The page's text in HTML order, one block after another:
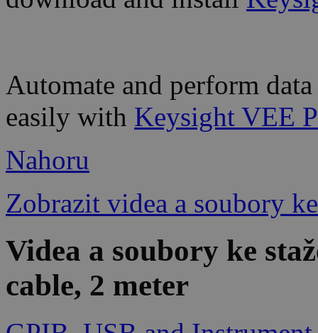
Automate and perform
easily with Keysight VEE
Nahoru
Zobrazit videa a soubory
Videa a soubory ke
cable, 2 meter